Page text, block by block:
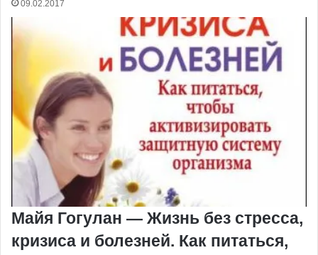
09.02.2017
Майя Гогулан — Жизнь без стресса,
кризиса и болезней. Как питаться,